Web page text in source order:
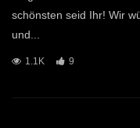
schönsten seid Ihr! Wir
und...
1.1K 9